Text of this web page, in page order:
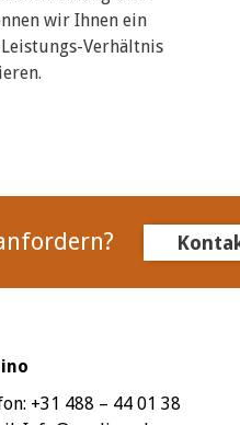
wir Ihnen ein
Verhältnis
+31 488 – 44 01 38